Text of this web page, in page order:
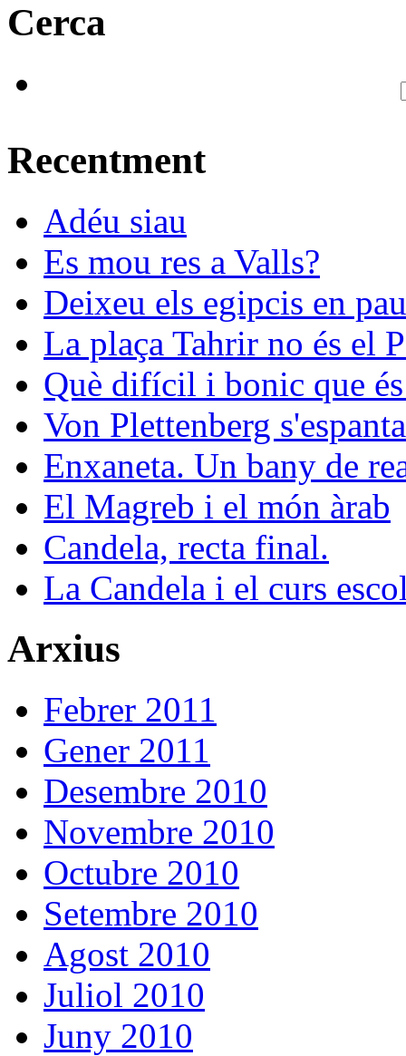
Cerca
Recentment
Adéu siau
Es mou res a Valls?
Deixeu els egipcis en
La plaça Tahrir no és el
Què difícil i bonic que és
Von Plettenberg s'espanta
Enxaneta. Un bany de
El Magreb i el món àrab
Candela, recta final.
La Candela i el curs
Arxius
Febrer 2011
Gener 2011
Desembre 2010
Novembre 2010
Octubre 2010
Setembre 2010
Agost 2010
Juliol 2010
Juny 2010